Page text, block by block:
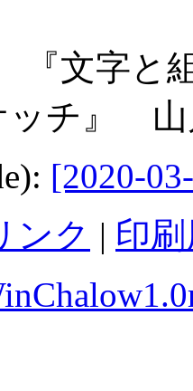
文字と
ッチ』 山
[2020-
ンク | 印